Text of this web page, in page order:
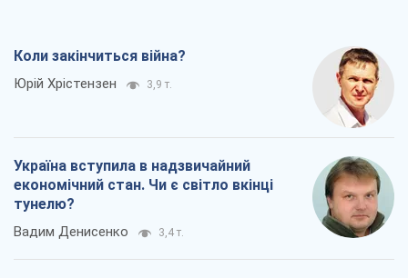
Коли закінчиться війна?
Юрій Хрістензен 3,9 т.
Україна вступила в надзвичайний
економічний стан. Чи є світло вкінці
тунелю?
Вадим Денисенко 3,4 т.